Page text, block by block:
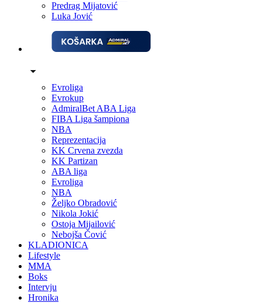
Predrag Mijatović
Luka Jović
Evroliga
Evrokup
AdmiralBet ABA Liga
FIBA Liga šampiona
NBA
Reprezentacija
KK Crvena zvezda
KK Partizan
ABA liga
Evroliga
NBA
Željko Obradović
Nikola Jokić
Ostoja Mijailović
Nebojša Čović
KLADIONICA
Lifestyle
MMA
Boks
Intervju
Hronika